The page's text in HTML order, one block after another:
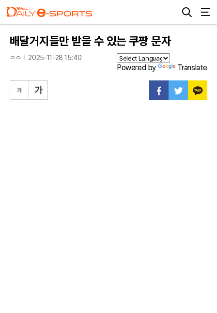
배달거지들만 받을 수 있는 쿠팡 문자
ㅇㅇ 2025-11-28 15:40
Powered by Translate